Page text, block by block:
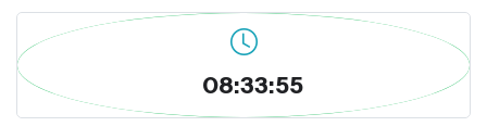
08:33:56